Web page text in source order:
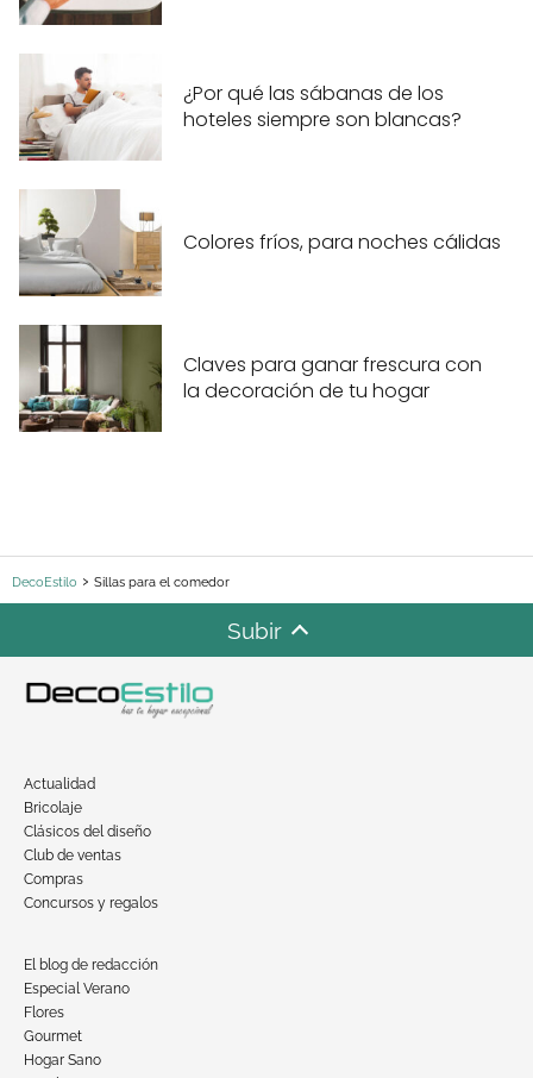
¿Por qué las sábanas de los
hoteles siempre son blancas?
Colores fríos, para noches cálidas
Claves para ganar frescura con
la decoración de tu hogar
DecoEstilo Sillas para el comedor
Subir
Actualidad
Bricolaje
Clásicos del diseño
Club de ventas
Compras
Concursos y regalos
El blog de redacción
Especial Verano
Flores
Gourmet
Hogar Sano